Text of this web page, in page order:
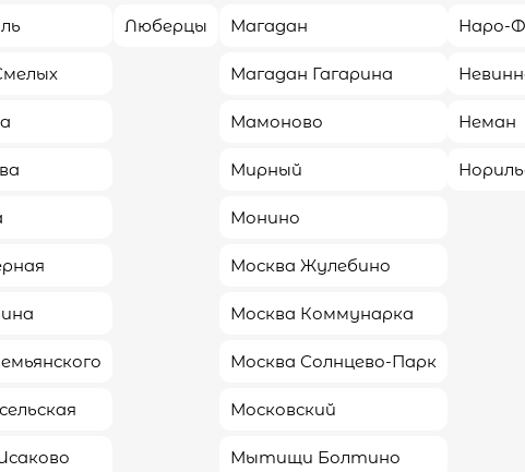
Люберцы Магадан
Магадан Гагарина
Мамоново
Мирный
Монино
Москва Жулебино
Москва Коммунарка
Москва Солнцево-Парк
Московский
Мытищи Болтино
Наро-
Неман
представленных на сайте
молоко, яйца, орехи, соя и рыба (могут
аллергенов)
в соцсетях